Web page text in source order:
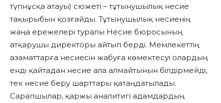
түпнұсқа атауы) сюжеті – тұтынушылық несие
тақырыбын қозғайды. Тұтынушылық несиенің
жаңа ережелері туралы Несие бюросының
атқарушы директоры айтып берді. Мемлекеттің
азаматтарға несиесін жабуға көмектесуі олардың
енді қайтадан несие ала алмайтынын білдірмейді,
тек несие беру шарттары қатаңдатылады.
Сарапшылар, қаржы аналитигі адамдардың